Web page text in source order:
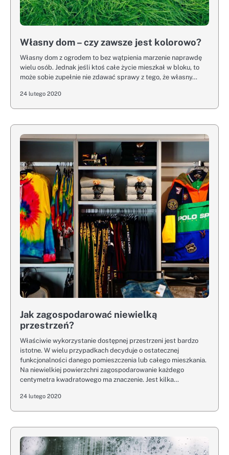
Własny dom – czy zawsze jest kolorowo?
Własny dom z ogrodem to bez wątpienia marzenie naprawdę
wielu osób. Jednak jeśli ktoś całe życie mieszkał w bloku, to
może sobie zupełnie nie zdawać sprawy z tego, że własny…
24 lutego 2020
Jak zagospodarować niewielką
przestrzeń?
Właściwie wykorzystanie dostępnej przestrzeni jest bardzo
istotne. W wielu przypadkach decyduje o ostatecznej
funkcjonalności danego pomieszczenia lub całego mieszkania.
Na niewielkiej powierzchni zagospodarowanie każdego
centymetra kwadratowego ma znaczenie. Jest kilka…
24 lutego 2020